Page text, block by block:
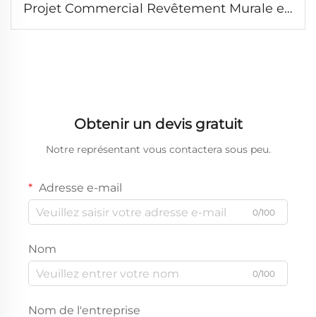
Projet Commercial Revêtement Murale en
Plaque de Bois décor Intérieur Design
Obtenir un devis gratuit
Notre représentant vous contactera sous peu.
Adresse e-mail
0/100
Nom
0/100
Nom de l'entreprise